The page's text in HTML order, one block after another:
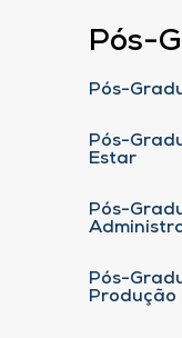
Pós-
Pós-
Pós-
Estar
Pós-
Pós-
Produção